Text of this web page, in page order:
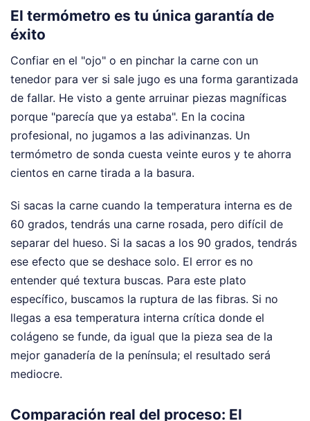
El termómetro es tu única garantía de
éxito
Confiar en el "ojo" o en pinchar la carne con un
tenedor para ver si sale jugo es una forma garantizada
de fallar. He visto a gente arruinar piezas magníficas
porque "parecía que ya estaba". En la cocina
profesional, no jugamos a las adivinanzas. Un
termómetro de sonda cuesta veinte euros y te ahorra
cientos en carne tirada a la basura.
Si sacas la carne cuando la temperatura interna es de
60 grados, tendrás una carne rosada, pero difícil de
separar del hueso. Si la sacas a los 90 grados, tendrás
ese efecto que se deshace solo. El error es no
entender qué textura buscas. Para este plato
específico, buscamos la ruptura de las fibras. Si no
llegas a esa temperatura interna crítica donde el
colágeno se funde, da igual que la pieza sea de la
mejor ganadería de la península; el resultado será
mediocre.
Comparación real del proceso: El